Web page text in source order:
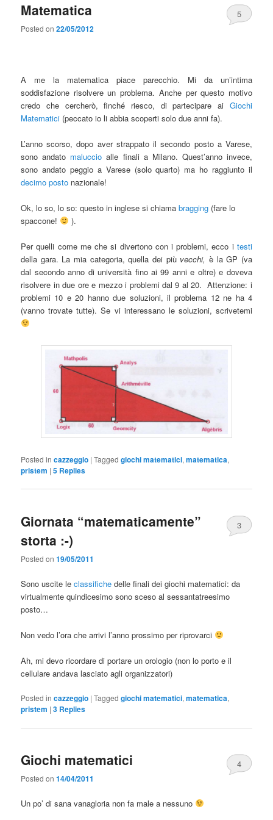
Matematica
Posted on22/05/2012
5
A me la matematica piace parecchio. Mi da un’intima
soddisfazione risolvere un problema. Anche per questo motivo
credo che cercherò, finché riesco, di partecipare ai Giochi
Matematici (peccato io li abbia scoperti solo due anni fa).
L’anno scorso, dopo aver strappato il secondo posto a Varese,
sono andato maluccio alle finali a Milano. Quest’anno invece,
sono andato peggio a Varese (solo quarto) ma ho raggiunto il
decimo posto nazionale!
Ok, lo so, lo so: questo in inglese si chiamabragging (fare lo
spaccone!
).
Per quelli come me che si divertono con i problemi, ecco i testi
della gara. La mia categoria, quella dei più vecchi, è la GP (va
dal secondo anno di università fino ai 99 anni e oltre) e doveva
risolvere in due ore e mezzo i problemi dal 9 al 20. Attenzione: i
problemi 10 e 20 hanno due soluzioni, il problema 12 ne ha 4
(vanno trovate tutte). Se vi interessano le soluzioni, scrivetemi
Posted in cazzeggio |Tagged giochi matematici,matematica,
pristem |5 Replies
Giornata “matematicamente”
storta :-)
Posted on19/05/2011
3
Sono uscite leclassifiche delle finali dei giochi matematici: da
virtualmente quindicesimo sono sceso al sessantatreesimo
posto…
Non vedo l’ora che arrivi l’anno prossimo per riprovarci
Ah, mi devo ricordare di portare un orologio (non lo porto e il
cellulare andava lasciato agli organizzatori)
Posted in cazzeggio |Tagged giochi matematici,matematica,
pristem |3 Replies
Giochi matematici
Posted on14/04/2011
4
Un po’ di sana vanagloria non fa male a nessuno